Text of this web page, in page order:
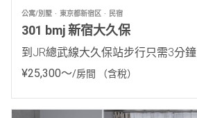
公寓/別墅 東京都新宿区 民宿
301 bmj 新宿大久保
到JR總武線大久保站步行只需3分鐘
¥25,300〜/房間 （含稅）